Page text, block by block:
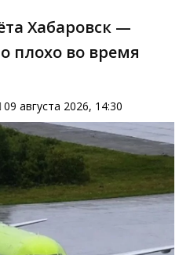
Хабаровск —
плохо во время
09 августа 2026, 14:30